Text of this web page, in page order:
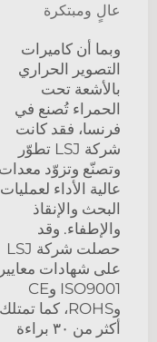
عالٍ ومبتكرة
وبما أن كاميرات
التصوير الحراري
بالأشعة تحت
الحمراء تُصنع في
فرنسا، فقد كانت
شركة LSJ تطوّر
وتصنّع وتزوّد معدات
عالية الأداء لعمليات
البحث والإنقاذ
والإطفاء. وقد
حصلت شركة LSJ
على شهادات معايير
ISO9001 وCE
وROHS، كما تمتلك
أكثر من ٣٠ براءة